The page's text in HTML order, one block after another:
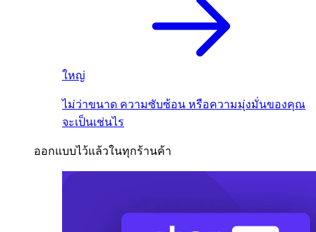
ใหญ่
ไม่ว่าขนาด ความซับซ้อน หรือความมุ่งมั่นของคุณ
จะเป็นเช่นไร
ออกแบบไว้แล้วในทุกร้านค้า